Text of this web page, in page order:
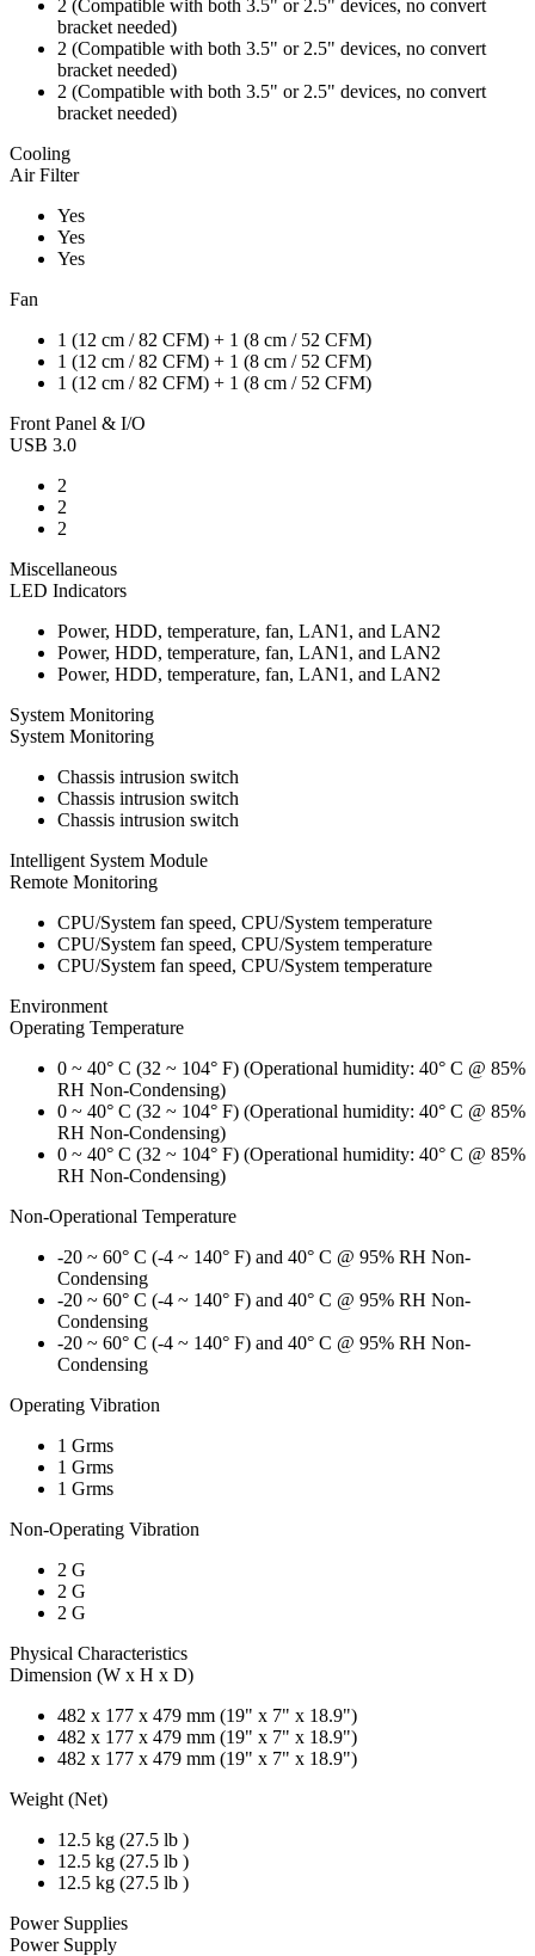
2 (Compatible with both 3.5" or 2.5" devices, no convert
bracket needed)
2 (Compatible with both 3.5" or 2.5" devices, no convert
bracket needed)
2 (Compatible with both 3.5" or 2.5" devices, no convert
bracket needed)
Cooling
Air Filter
Yes
Yes
Yes
Fan
1 (12 cm / 82 CFM) + 1 (8 cm / 52 CFM)
1 (12 cm / 82 CFM) + 1 (8 cm / 52 CFM)
1 (12 cm / 82 CFM) + 1 (8 cm / 52 CFM)
Front Panel & I/O
USB 3.0
2
2
2
Miscellaneous
LED Indicators
Power, HDD, temperature, fan, LAN1, and LAN2
Power, HDD, temperature, fan, LAN1, and LAN2
Power, HDD, temperature, fan, LAN1, and LAN2
System Monitoring
System Monitoring
Chassis intrusion switch
Chassis intrusion switch
Chassis intrusion switch
Intelligent System Module
Remote Monitoring
CPU/System fan speed, CPU/System temperature
CPU/System fan speed, CPU/System temperature
CPU/System fan speed, CPU/System temperature
Environment
Operating Temperature
0 ~ 40° C (32 ~ 104° F) (Operational humidity: 40° C @ 85%
RH Non-Condensing)
0 ~ 40° C (32 ~ 104° F) (Operational humidity: 40° C @ 85%
RH Non-Condensing)
0 ~ 40° C (32 ~ 104° F) (Operational humidity: 40° C @ 85%
RH Non-Condensing)
Non-Operational Temperature
-20 ~ 60° C (-4 ~ 140° F) and 40° C @ 95% RH Non-
Condensing
-20 ~ 60° C (-4 ~ 140° F) and 40° C @ 95% RH Non-
Condensing
-20 ~ 60° C (-4 ~ 140° F) and 40° C @ 95% RH Non-
Condensing
Operating Vibration
1 Grms
1 Grms
1 Grms
Non-Operating Vibration
2 G
2 G
2 G
Physical Characteristics
Dimension (W x H x D)
482 x 177 x 479 mm (19" x 7" x 18.9")
482 x 177 x 479 mm (19" x 7" x 18.9")
482 x 177 x 479 mm (19" x 7" x 18.9")
Weight (Net)
12.5 kg (27.5 lb )
12.5 kg (27.5 lb )
12.5 kg (27.5 lb )
Power Supplies
Power Supply